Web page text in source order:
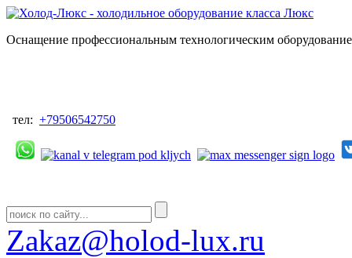
Оснащение профессиональным технологическим
тел: +79506542750
Zakaz@holod-lux.ru